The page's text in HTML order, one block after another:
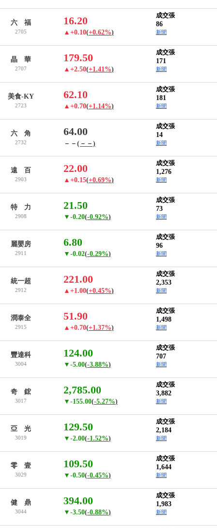
六 福
2705
16.20
▲+0.10(+0.62%)
成交張
86
新聞
晶 華
2707
179.50
▲+2.50(+1.41%)
成交張
171
新聞
美食-KY
2723
62.10
▲+0.70(+1.14%)
成交張
181
新聞
六 角
2732
64.00
－－ (－－)
成交張
14
新聞
遠 百
2903
22.00
▲+0.15(+0.69%)
成交張
1,276
新聞
特 力
2908
21.50
▼-0.20(-0.92%)
成交張
73
新聞
麗嬰房
2911
6.80
▼-0.02(-0.29%)
成交張
96
新聞
統一超
2912
221.00
▲+1.00(+0.45%)
成交張
2,353
新聞
潤泰全
2915
51.90
▲+0.70(+1.37%)
成交張
1,498
新聞
豐達科
3004
124.00
▼-5.00(-3.88%)
成交張
707
新聞
奇 鋐
3017
2,785.00
▼-155.00(-5.27%)
成交張
3,882
新聞
亞 光
3019
129.50
▼-2.00(-1.52%)
成交張
2,184
新聞
零 壹
3029
109.50
▼-0.50(-0.45%)
成交張
1,644
新聞
健 鼎
3044
394.00
▼-3.50(-0.88%)
成交張
1,983
新聞